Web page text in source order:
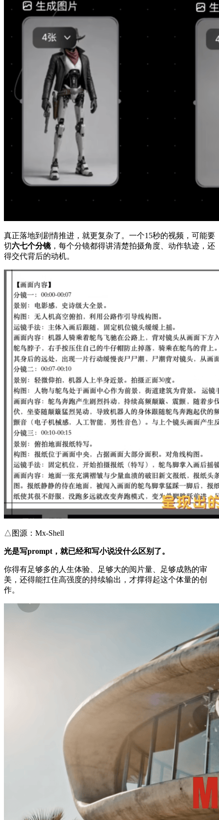
真正落地到剧情推进，就更复杂了。一个15秒的视频，可能要
切六七个分镜，每个分镜都得讲清楚拍摄角度、动作轨迹，还
得交代背后的动机。
△图源：Mx-Shell
光是写prompt，就已经和写小说没什么区别了。
你得有足够多的人生体验、足够大的阅片量、足够成熟的审
美，还得能扛住高强度的持续输出，才撑得起这个体量的创
作。